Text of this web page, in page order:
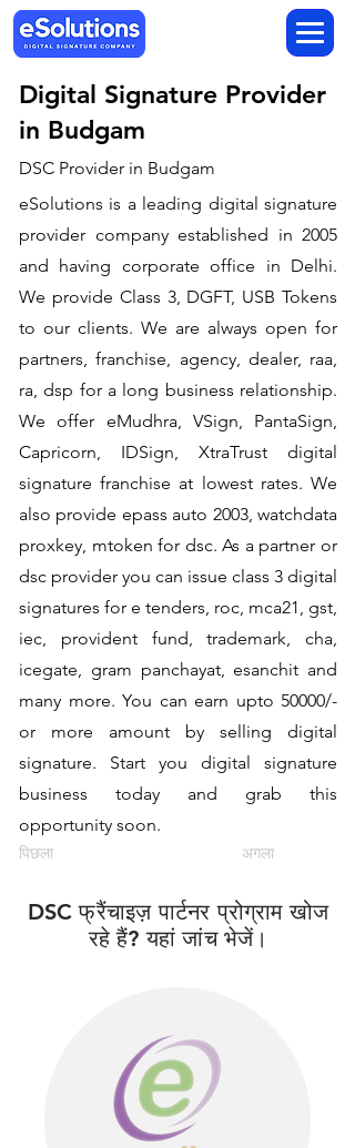
Digital Signature Provider
in Budgam
DSC Provider in Budgam
eSolutions is a leading digital signature
provider company established in 2005
and having corporate office in Delhi.
We provide Class 3, DGFT, USB Tokens
to our clients. We are always open for
partners, franchise, agency, dealer, raa,
ra, dsp for a long business relationship.
We offer eMudhra, VSign, PantaSign,
Capricorn, IDSign, XtraTrust digital
signature franchise at lowest rates. We
also provide epass auto 2003, watchdata
proxkey, mtoken for dsc. As a partner or
dsc provider you can issue class 3 digital
signatures for e tenders, roc, mca21, gst,
iec, provident fund, trademark, cha,
icegate, gram panchayat, esanchit and
many more. You can earn upto 50000/-
or more amount by selling digital
signature. Start you digital signature
business today and grab this
opportunity soon.
पिछला अगला
DSC फ्रैंचाइज़ पार्टनर प्रोग्राम खोज
रहे हैं? यहां जांच भेजें।